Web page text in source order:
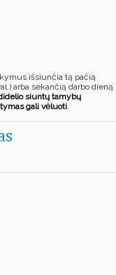
išsiunčia tą pačią
arba sekančią darbo dieną
siuntų tarnybų
gali vėluoti.